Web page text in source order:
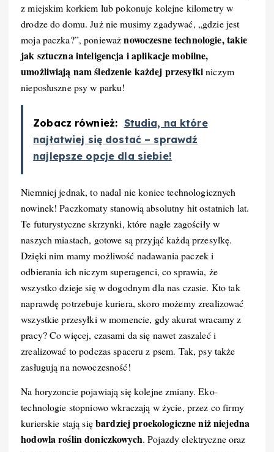
z miejskim korkiem lub pokonuje kolejne kilometry w
drodze do domu. Już nie musimy zgadywać, „gdzie jest
moja paczka?”, ponieważnowoczesne technologie, takie
jak sztuczna inteligencja i aplikacje mobilne,
umożliwiają nam śledzenie każdej przesyłkiniczym
nieposłuszne psy w parku!
Zobacz również: Studia, na które
najłatwiej się dostać – sprawdź
najlepsze opcje dla siebie!
Niemniej jednak, to nadal nie koniec technologicznych
nowinek! Paczkomaty stanowią absolutny hit ostatnich lat.
Te futurystyczne skrzynki, które nagle zagościły w
naszych miastach, gotowe są przyjąć każdą przesyłkę.
Dzięki nim mamy możliwość nadawania paczek i
odbierania ich niczym superagenci, co sprawia, że
wszystko dzieje się w dogodnym dla nas czasie. Kto tak
naprawdę potrzebuje kuriera, skoro możemy zrealizować
wszystkie przesyłki w momencie, gdy akurat wracamy z
pracy? Co więcej, czasami da się nawet zaszaleć i
zrealizować to podczas spaceru z psem. Tak, psy także
zasługują na nowoczesność!
Na horyzoncie pojawiają się kolejne zmiany. Eko-
technologie stopniowo wkraczają w życie, przez co firmy
kurierskie stają siębardziej proekologiczne niż niejedna
hodowla roślin doniczkowych. Pojazdy elektryczne oraz